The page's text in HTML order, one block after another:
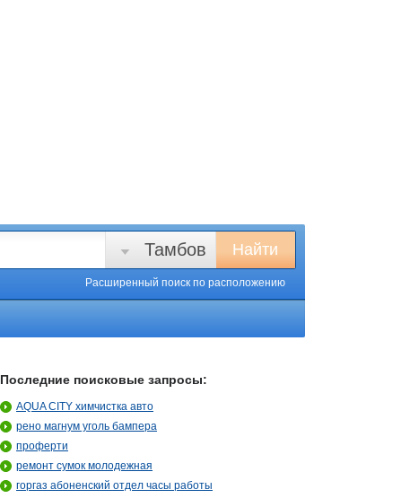
Найти
Тамбов
Расширенный поиск по расположению
Последние поисковые запросы:
AQUA CITY химчистка авто
рено магнум уголь бампера
проферти
ремонт сумок молодежная
горгаз абоненский отдел часы работы